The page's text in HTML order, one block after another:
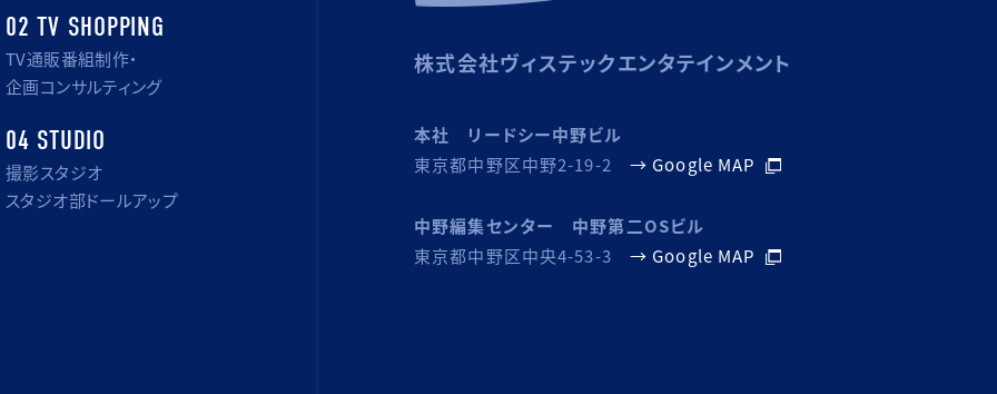
02 TV SHOPPING
TV通販番組制作・
企画コンサルティング
04 STUDIO
撮影スタジオ
スタジオ部ドールアップ
株式会社ヴィステックエンタテインメント
本社 リードシー中野ビル
東京都中野区中野2-19-2 → Google MAP
中野編集センター 中野第二OSビル
東京都中野区中央4-53-3 → Google MAP